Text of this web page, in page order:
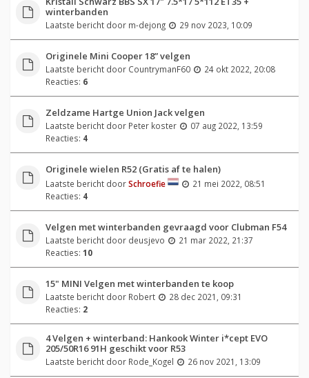
winterbanden
Laatste bericht door m-dejong 29 nov 2023, 10:09
Originele Mini Cooper 18” velgen
Laatste bericht door CountrymanF60
24 okt 2022, 20:08
Reacties: 6
Zeldzame Hartge Union Jack velgen
Laatste bericht door Peter koster
07 aug 2022, 13:59
Reacties: 4
Originele wielen R52 (Gratis af te halen)
Laatste bericht doorSchroefie
21 mei 2022, 08:51
Reacties: 4
Velgen met winterbanden gevraagd voor Clubman F54
Laatste bericht door deusjevo
21 mar 2022, 21:37
Reacties: 10
15" MINI Velgen met winterbanden te koop
Laatste bericht door Robert
28 dec 2021, 09:31
Reacties: 2
4 Velgen + winterband: Hankook Winter i*cept EVO
205/50R16 91H geschikt voor R53
Laatste bericht door Rode_Kogel 26 nov 2021, 13:09